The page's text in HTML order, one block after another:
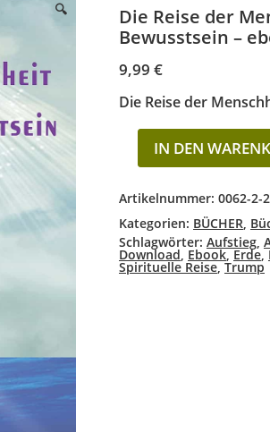
🔍
Die Reise der
Bewusstsein –
9,99 €
Die Reise der
IN DEN
Artikelnummer: 0062-2-
Kategorien: BÜCHER,
Schlagwörter: Aufstieg,
Download, Ebook, Erde,
Spirituelle Reise, Trump